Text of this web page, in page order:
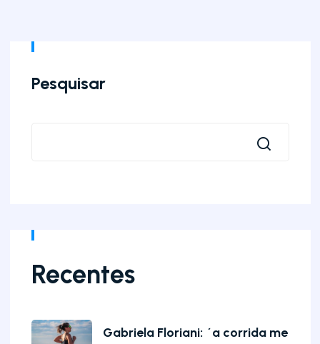
Pesquisar
Recentes
Gabriela Floriani: ´a corrida me